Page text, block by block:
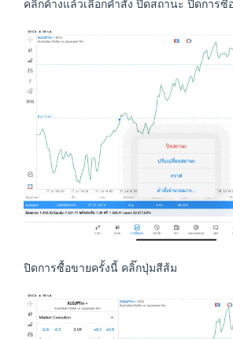
ปิดการซื้อขายครั้งนี้ คลิ๊กปุ่มสีส้ม